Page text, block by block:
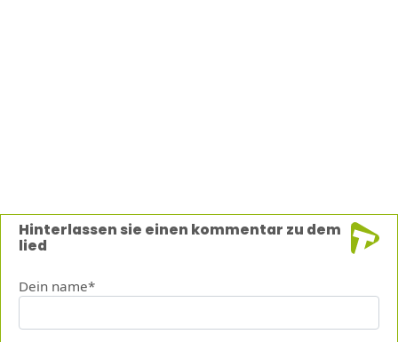
Hinterlassen sie einen kommentar zu dem
lied
Dein name*